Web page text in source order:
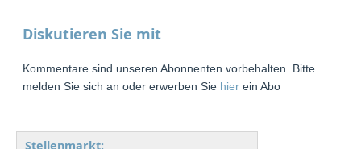
Diskutieren Sie mit
Kommentare sind unseren Abonnenten vorbehalten. Bitte
melden Sie sich an oder erwerben Sie hier ein Abo
Stellenmarkt: